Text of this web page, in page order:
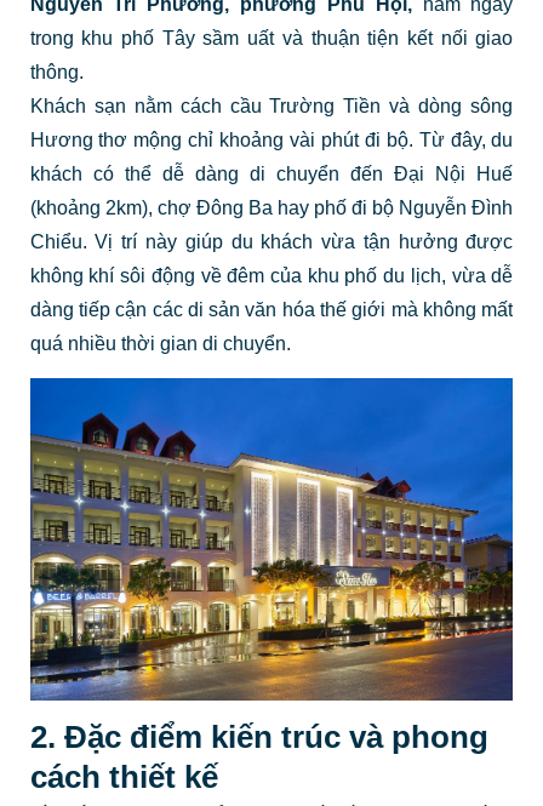
Nguyễn Tri Phương, phường Phú Hội,nằm ngay
trong khu phố Tây sầm uất và thuận tiện kết nối giao
thông.
Khách sạn nằm cách cầu Trường Tiền và dòng sông
Hương thơ mộng chỉ khoảng vài phút đi bộ. Từ đây, du
khách có thể dễ dàng di chuyển đến Đại Nội Huế
(khoảng 2km), chợ Đông Ba hay phố đi bộ Nguyễn Đình
Chiểu. Vị trí này giúp du khách vừa tận hưởng được
không khí sôi động về đêm của khu phố du lịch, vừa dễ
dàng tiếp cận các di sản văn hóa thế giới mà không mất
quá nhiều thời gian di chuyển.
2. Đặc điểm kiến trúc và phong
cách thiết kế